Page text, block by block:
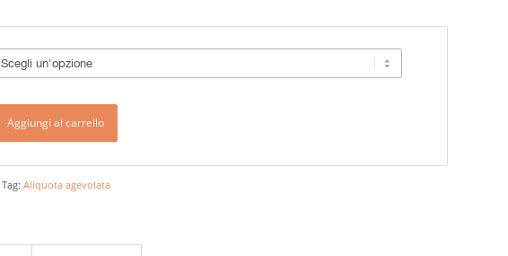
Aggiungi al carrello
Tag:Aliquota agevolata